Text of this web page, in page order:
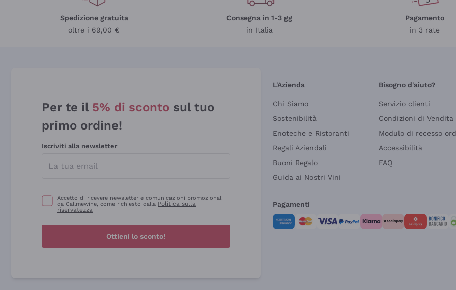
Spedizione gratuita
oltre i 69,00 €
Consegna in 1-3 gg
in Italia
Pagamento
in 3 rate
Per te il 5% di sconto sul tuo
primo ordine!
Iscriviti alla newsletter
Accetto di ricevere newsletter e comunicazioni promozionali
da Callmewine, come richiesto dalla Politica sulla
riservatezza
Ottieni lo sconto!
L'Azienda
Chi Siamo
Sostenibilità
Enoteche e Ristoranti
Regali Aziendali
Buoni Regalo
Guida ai Nostri Vini
Bisogno d'aiuto?
Servizio clienti
Condizioni di Vendita
Modulo di recesso
Accessibilità
FAQ
Pagamenti